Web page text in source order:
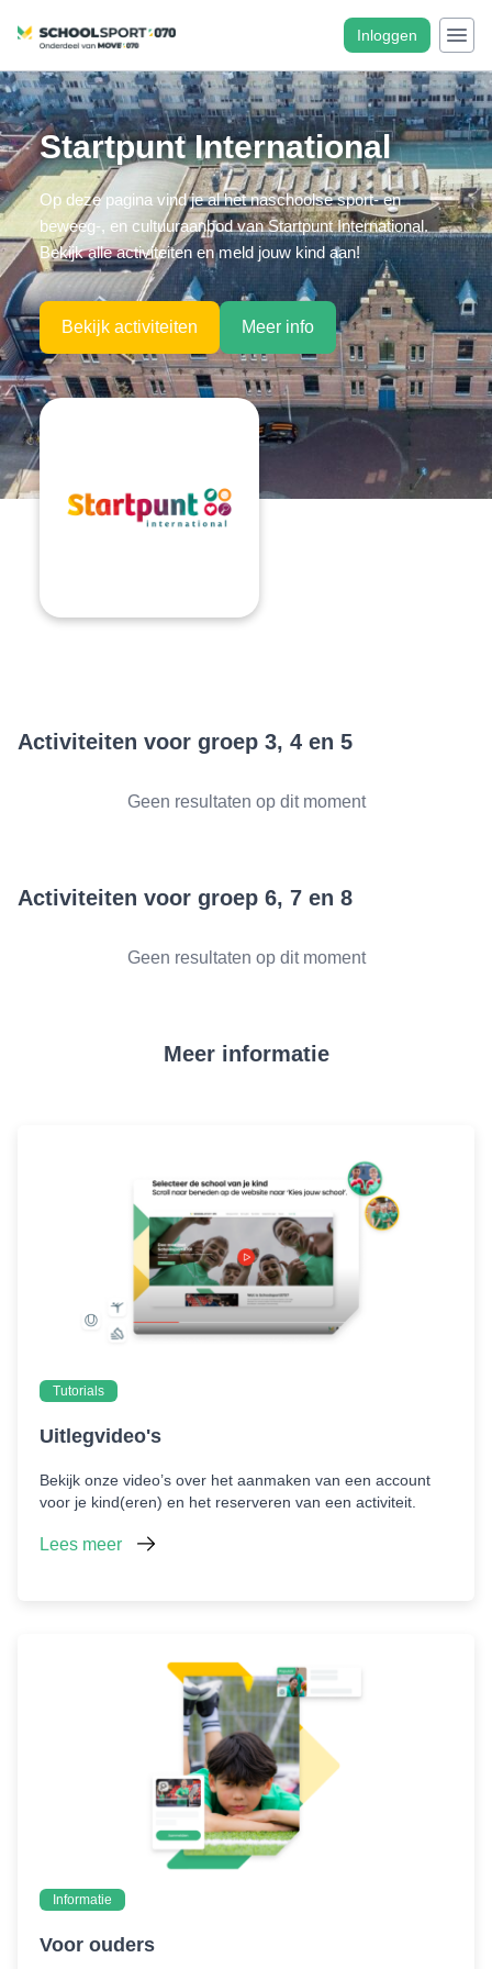
Inloggen
Startpunt International
Op deze pagina vind je al het naschoolse sport- en
beweeg-, en cultuuraanbod van Startpunt International.
Bekijk alle activiteiten en meld jouw kind aan!
Bekijk activiteiten Meer info
Activiteiten voor groep 3, 4 en 5
Geen resultaten op dit moment
Activiteiten voor groep 6, 7 en 8
Geen resultaten op dit moment
Meer informatie
Tutorials
Uitlegvideo's
Bekijk onze video’s over het aanmaken van een account
voor je kind(eren) en het reserveren van een activiteit.
Lees meer
Informatie
Voor ouders